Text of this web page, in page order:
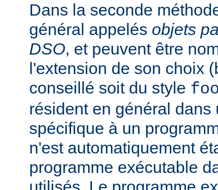
Dans la seconde
général appelés objets
DSO, et peuvent être
l'extension de son choix
conseillé soit du style
résident en général dans
spécifique à un
n'est automatiquement
programme exécutable